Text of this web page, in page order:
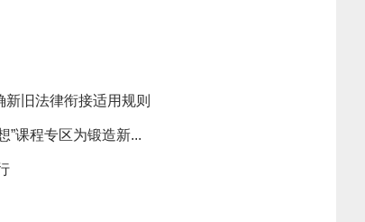
旧法律衔接适用规则
”课程专区为锻造新...